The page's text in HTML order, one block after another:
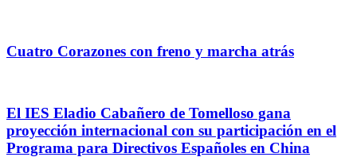
Cuatro Corazones con freno y marcha atrás
El IES Eladio Cabañero de Tomelloso gana
proyección internacional con su participación en el
Programa para Directivos Españoles en China